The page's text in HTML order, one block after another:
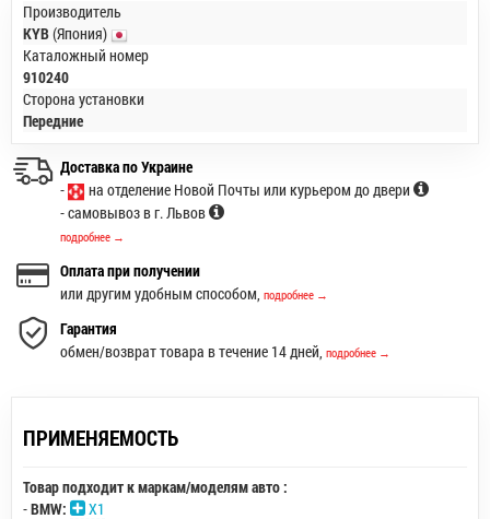
Производитель
KYB(Япония)
Каталожный номер
910240
Сторона установки
Передние
Доставка по Украине
-
на отделение Новой Почты или курьером до двери
- самовывоз в г. Львов
подробнее →
Оплата при получении
или другим удобным способом, подробнее →
Гарантия
обмен/возврат товара в течение 14 дней, подробнее →
ПРИМЕНЯЕМОСТЬ
Товар подходит к маркам/моделям авто :
-BMW:
X1